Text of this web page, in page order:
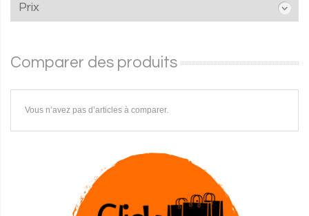
Prix
Comparer des produits
Vous n’avez pas d’articles à comparer.